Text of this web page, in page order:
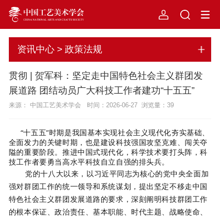
资讯中心 > 政策法规
贯彻 | 贺军科：坚定走中国特色社会主义群团发
展道路 团结动员广大科技工作者建功“十五五”
来源： 中国工艺美术学会 时间：2026-06-27 浏览量： 39
“十五五”时期是我国基本实现社会主义现代化夯实基础、
全面发力的关键时期，也是建设科技强国攻坚克难、闯关夺
隘的重要阶段。推进中国式现代化，科学技术要打头阵，科
技工作者要勇当高水平科技自立自强的排头兵。
党的十八大以来，以习近平同志为核心的党中央全面加
强对群团工作的统一领导和系统谋划，提出坚定不移走中国
特色社会主义群团发展道路的要求，深刻阐明科技群团工作
的根本保证、政治责任、基本职能、时代主题、战略使命、